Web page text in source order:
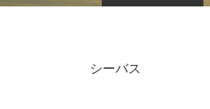
シーバス